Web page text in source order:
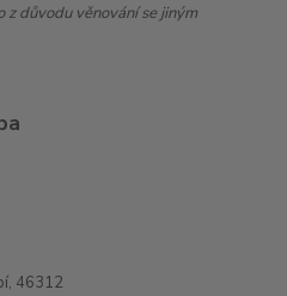
z důvodu věnování se jiným
46312